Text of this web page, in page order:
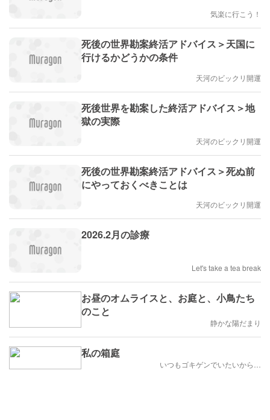
気楽に行こう！
死後の世界勘案終活アドバイス＞天国に
行けるかどうかの条件
天河のビックリ開運
死後世界を勘案した終活アドバイス＞地
獄の実際
天河のビックリ開運
死後の世界勘案終活アドバイス＞死ぬ前
にやっておくべきことは
天河のビックリ開運
2026.2月の診療
Let's take a tea break
お昼のオムライスと、お庭と、小鳥たち
のこと
静かな陽だまり
私の箱庭
いつもゴキゲンでいたいから…